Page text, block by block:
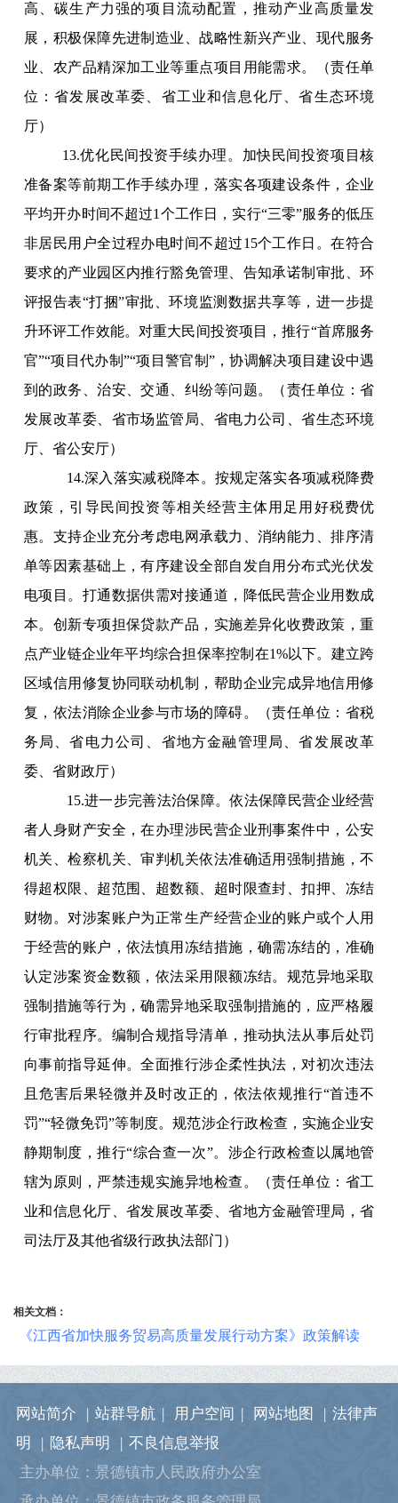
高、碳生产力强的项目流动配置，推动产业高质量发
展，积极保障先进制造业、战略性新兴产业、现代服务
业、农产品精深加工业等重点项目用能需求。（责任单
位：省发展改革委、省工业和信息化厅、省生态环境
厅）
13.优化民间投资手续办理。加快民间投资项目核
准备案等前期工作手续办理，落实各项建设条件，企业
平均开办时间不超过1个工作日，实行“三零”服务的低压
非居民用户全过程办电时间不超过15个工作日。在符合
要求的产业园区内推行豁免管理、告知承诺制审批、环
评报告表“打捆”审批、环境监测数据共享等，进一步提
升环评工作效能。对重大民间投资项目，推行“首席服务
官”“项目代办制”“项目警官制”，协调解决项目建设中遇
到的政务、治安、交通、纠纷等问题。（责任单位：省
发展改革委、省市场监管局、省电力公司、省生态环境
厅、省公安厅）
14.深入落实减税降本。按规定落实各项减税降费
政策，引导民间投资等相关经营主体用足用好税费优
惠。支持企业充分考虑电网承载力、消纳能力、排序清
单等因素基础上，有序建设全部自发自用分布式光伏发
电项目。打通数据供需对接通道，降低民营企业用数成
本。创新专项担保贷款产品，实施差异化收费政策，重
点产业链企业年平均综合担保率控制在1%以下。建立跨
区域信用修复协同联动机制，帮助企业完成异地信用修
复，依法消除企业参与市场的障碍。（责任单位：省税
务局、省电力公司、省地方金融管理局、省发展改革
委、省财政厅）
15.进一步完善法治保障。依法保障民营企业经营
者人身财产安全，在办理涉民营企业刑事案件中，公安
机关、检察机关、审判机关依法准确适用强制措施，不
得超权限、超范围、超数额、超时限查封、扣押、冻结
财物。对涉案账户为正常生产经营企业的账户或个人用
于经营的账户，依法慎用冻结措施，确需冻结的，准确
认定涉案资金数额，依法采用限额冻结。规范异地采取
强制措施等行为，确需异地采取强制措施的，应严格履
行审批程序。编制合规指导清单，推动执法从事后处罚
向事前指导延伸。全面推行涉企柔性执法，对初次违法
且危害后果轻微并及时改正的，依法依规推行“首违不
罚”“轻微免罚”等制度。规范涉企行政检查，实施企业安
静期制度，推行“综合查一次”。涉企行政检查以属地管
辖为原则，严禁违规实施异地检查。（责任单位：省工
业和信息化厅、省发展改革委、省地方金融管理局，省
司法厅及其他省级行政执法部门）
相关文档：
《江西省加快服务贸易高质量发展行动方案》政策解读
网站简介 | 站群导航 | 用户空间 | 网站地图 | 法律声
明
| 隐私声明 | 不良信息举报
主办单位：景德镇市人民政府办公室